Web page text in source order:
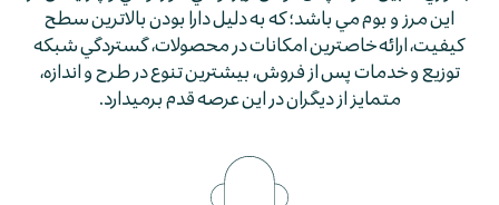
اين مرز و بوم مي باشد؛ كه به دليل دارا بودن بالاترين سطح
كيفيت، ارائه خاصترين امكانات در محصولات، گستردگي شبكه
توزيع و خدمات پس از فروش، بيشترين تنوع در طرح و اندازه،
متمايز از ديگران در اين عرصه قدم برمي­دارد.